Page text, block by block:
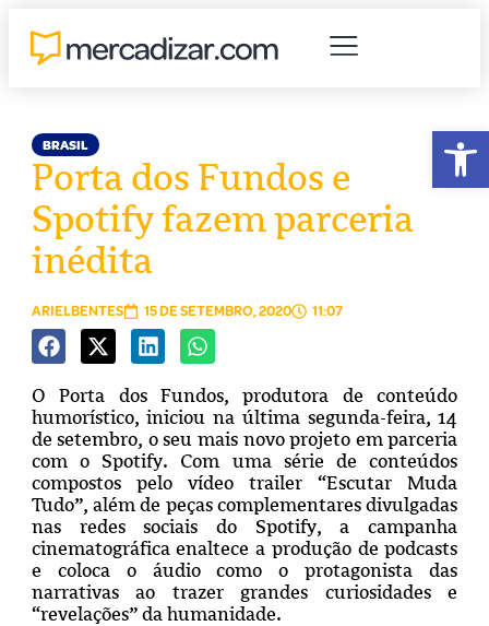
BRASIL
Porta dos Fundos e
Spotify fazem parceria
inédita
ARIELBENTES 15 DE SETEMBRO, 2020 11:07
O Porta dos Fundos, produtora de conteúdo
humorístico, iniciou na última segunda-feira, 14
de setembro, o seu mais novo projeto em parceria
com o Spotify. Com uma série de conteúdos
compostos pelo vídeo trailer “Escutar Muda
Tudo”, além de peças complementares divulgadas
nas redes sociais do Spotify, a campanha
cinematográfica enaltece a produção de podcasts
e coloca o áudio como o protagonista das
narrativas ao trazer grandes curiosidades e
“revelações” da humanidade.